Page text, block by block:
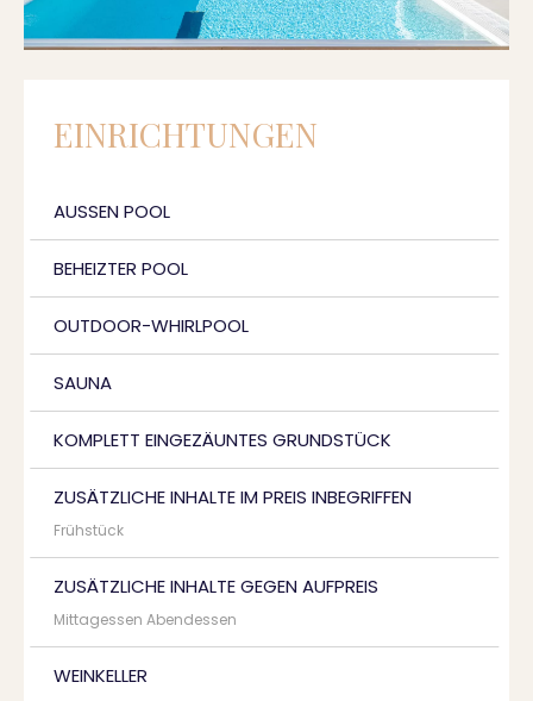
EINRICHTUNGEN
AUSSEN POOL
BEHEIZTER POOL
OUTDOOR-WHIRLPOOL
SAUNA
KOMPLETT EINGEZÄUNTES GRUNDSTÜCK
ZUSÄTZLICHE INHALTE IM PREIS INBEGRIFFEN
Frühstück
ZUSÄTZLICHE INHALTE GEGEN AUFPREIS
Mittagessen Abendessen
WEINKELLER